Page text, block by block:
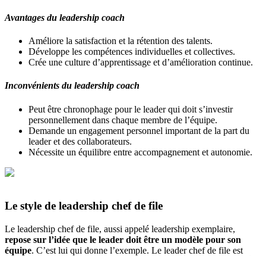
Avantages du leadership coach
Améliore la satisfaction et la rétention des talents.
Développe les compétences individuelles et collectives.
Crée une culture d’apprentissage et d’amélioration continue.
Inconvénients du leadership coach
Peut être chronophage pour le leader qui doit s’investir
personnellement dans chaque membre de l’équipe.
Demande un engagement personnel important de la part du
leader et des collaborateurs.
Nécessite un équilibre entre accompagnement et autonomie.
Le style de leadership chef de file
Le leadership chef de file, aussi appelé leadership exemplaire,
repose sur l’idée que le leader doit être un modèle pour son
équipe. C’est lui qui donne l’exemple. Le leader chef de file est